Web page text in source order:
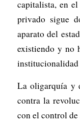
capitalista, en
privado sigue
aparato del
existiendo y no
La oligarquía y
contra la
con el control de